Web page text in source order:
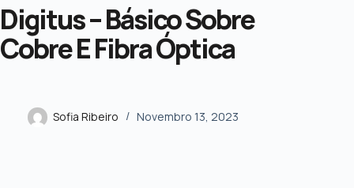
Digitus – Básico Sobre
Cobre E Fibra Óptica
Sofia Ribeiro Novembro 13, 2023